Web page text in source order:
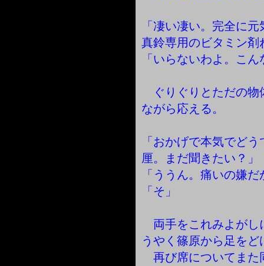
「凄い凄い。完全に
真鈴専用のビタミン剤
「いらないわよ。こ
ぐりぐりとただの物
ながら応える。
「おかげで本気でど
厘。まだ聞きたい？」
「ううん。痛いの嫌
「そ」
両手をこれみよがし
うやく篠原から足をど
再び席についてまた